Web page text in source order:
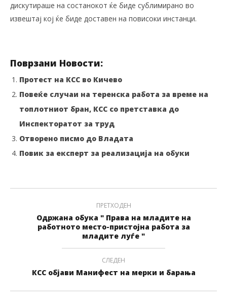
дискутираше на состанокот ќе биде сублимирано во
извештај кој ќе биде доставен на повисоки инстанци.
Поврзани Новости:
Протест на КСС во Кичево
Повеќе случаи на теренска работа за време на
топлотниот бран, КСС со претставка до
Инспекторатот за труд
Отворено писмо до Владата
Повик за експерт за реализација на обуки
ПРЕТХОДЕН
Одржана обука " Права на младите на
работното место-пристојна работа за
младите луѓе "
СЛЕДЕН
КСС објави Манифест на мерки и барања